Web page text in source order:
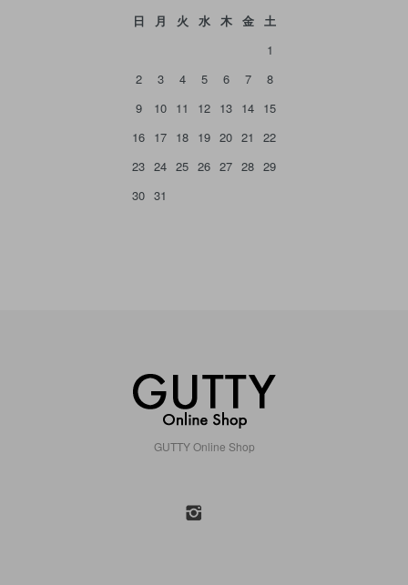
日 月 火 水 木 金
土
1
2
3 4 5 6 7
8
9
10 11 12 13 14 15
16 17 18 19 20 21
22
23 24 25 26 27 28 29
30 31
GUTTY Online Shop